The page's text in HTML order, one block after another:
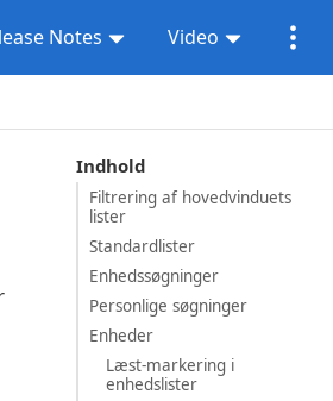
Notes Video
Indhold
Filtrering af hovedvinduets
lister
Standardlister
Enhedssøgninger
Personlige søgninger
Enheder
Læst-markering i
enhedslister